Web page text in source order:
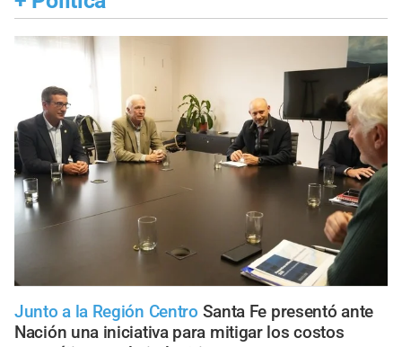
Junto a la Región Centro Santa Fe presentó ante
Nación una iniciativa para mitigar los costos